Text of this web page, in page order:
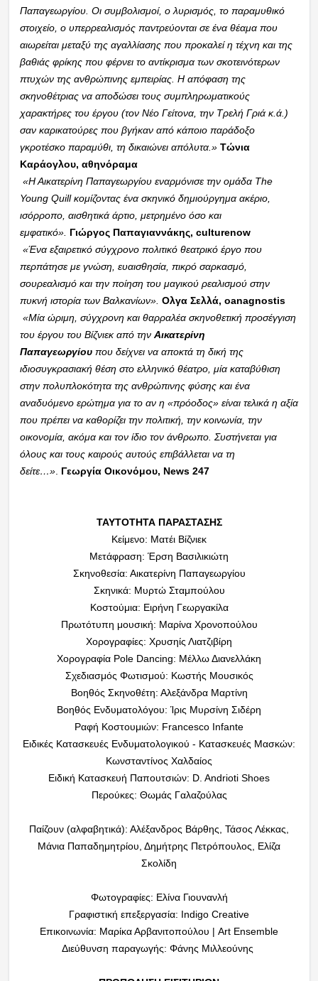
Παπαγεωργίου. Οι συμβολισμοί, ο λυρισμός, το παραμυθικό
στοιχείο, ο υπερρεαλισμός παντρεύονται σε ένα θέαμα που
αιωρείται μεταξύ της αγαλλίασης που προκαλεί η τέχνη και της
βαθιάς φρίκης που φέρνει το αντίκρισμα των σκοτεινότερων
πτυχών της ανθρώπινης εμπειρίας. Η απόφαση της
σκηνοθέτριας να αποδώσει τους συμπληρωματικούς
χαρακτήρες του έργου (τον Νέο Γείτονα, την Τρελή Γριά κ.ά.)
σαν καρικατούρες που βγήκαν από κάποιο παράδοξο
γκροτέσκο παραμύθι, τη δικαιώνει απόλυτα.» Τώνια
Καράογλου, αθηνόραμα
«Η Αικατερίνη Παπαγεωργίου εναρμόνισε την ομάδα The
Young Quill κομίζοντας ένα σκηνικό δημιούργημα ακέριο,
ισόρροπο, αισθητικά άρτιο, μετρημένο όσο και
εμφατικό». Γιώργος Παπαγιαννάκης, culturenow
«Ένα εξαιρετικό σύγχρονο πολιτικό θεατρικό έργο που
περπάτησε με γνώση, ευαισθησία, πικρό σαρκασμό,
σουρεαλισμό και την ποίηση του μαγικού ρεαλισμού στην
πυκνή ιστορία των Βαλκανίων». Ολγα Σελλά, oanagnostis
«Μία ώριμη, σύγχρονη και θαρραλέα σκηνοθετική προσέγγιση
του έργου του Βίζνιεκ από τηνΑικατερίνη
Παπαγεωργίου που δείχνει να αποκτά τη δική της
ιδιοσυγκρασιακή θέση στο ελληνικό θέατρο, μία καταβύθιση
στην πολυπλοκότητα της ανθρώπινης φύσης και ένα
αναδυόμενο ερώτημα για το αν η «πρόοδος» είναι τελικά η αξία
που πρέπει να καθορίζει την πολιτική, την κοινωνία, την
οικονομία, ακόμα και τον ίδιο τον άνθρωπο. Συστήνεται για
όλους και τους καιρούς αυτούς επιβάλλεται να τη
δείτε…». Γεωργία Οικονόμου, News 247
ΤΑΥΤΟΤΗΤΑ ΠΑΡΑΣΤΑΣΗΣ
Κείμενο: Ματέι Βίζνιεκ
Μετάφραση: Έρση Βασιλικιώτη
Σκηνοθεσία: Αικατερίνη Παπαγεωργίου
Σκηνικά: Μυρτώ Σταμπούλου
Κοστούμια: Ειρήνη Γεωργακίλα
Πρωτότυπη μουσική: Μαρίνα Χρονοπούλου
Χορογραφίες: Χρυσηίς Λιατζιβίρη
Χορογραφία Pole Dancing: Μέλλω Διανελλάκη
Σχεδιασμός Φωτισμού: Κωστής Μουσικός
Βοηθός Σκηνοθέτη: Αλεξάνδρα Μαρτίνη
Βοηθός Ενδυματολόγου: Ίρις Μυρσίνη Σιδέρη
Ραφή Κοστουμιών: Francesco Infante
Ειδικές Κατασκευές Ενδυματολογικού - Κατασκευές Μασκών:
Κωνσταντίνος Χαλδαίος
Ειδική Κατασκευή Παπουτσιών: D. Andrioti Shoes
Περούκες: Θωμάς Γαλαζούλας
Παίζουν (αλφαβητικά): Αλέξανδρος Βάρθης, Τάσος Λέκκας,
Μάνια Παπαδημητρίου, Δημήτρης Πετρόπουλος, Ελίζα
Σκολίδη
Φωτογραφίες: Ελίνα Γιουνανλή
Γραφιστική επεξεργασία: Indigo Creative
Επικοινωνία: Μαρίκα Αρβανιτοπούλου | Art Ensemble
Διεύθυνση παραγωγής: Φάνης Μιλλεούνης